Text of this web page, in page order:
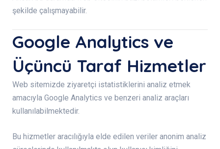
şekilde çalışmayabilir.
Google Analytics ve
Üçüncü Taraf Hizmetler
Web sitemizde ziyaretçi istatistiklerini analiz etmek
amacıyla Google Analytics ve benzeri analiz araçları
kullanılabilmektedir.
Bu hizmetler aracılığıyla elde edilen veriler anonim analiz